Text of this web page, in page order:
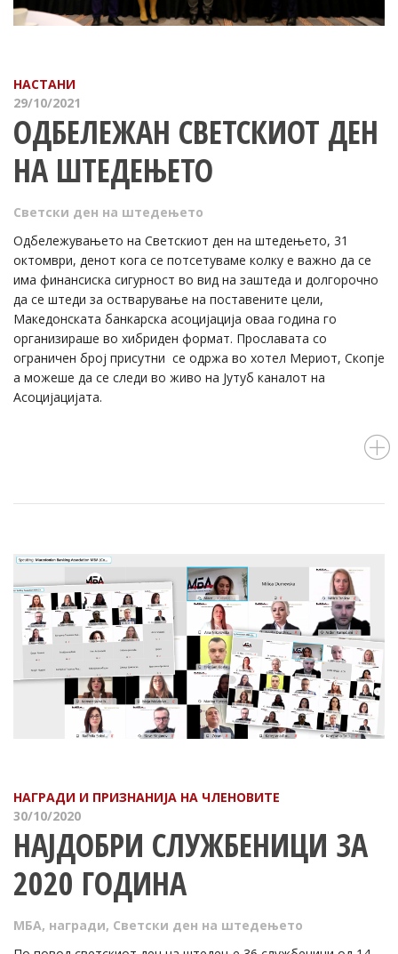
НАСТАНИ
29/10/2021
ОДБЕЛЕЖАН СВЕТСКИОТ ДЕН
НА ШТЕДЕЊЕТО
Светски ден на штедењето
Одбележувањето на Светскиот ден на штедењето, 31
октомври, денот кога се потсетуваме колку е важно да се
има финансиска сигурност во вид на заштеда и долгорочно
да се штеди за остварување на поставените цели,
Македонската банкарска асоцијација оваа година го
организираше во хибриден формат. Прославата со
ограничен број присутни се одржа во хотел Мериот, Скопје
а можеше да се следи во живо на Јутуб каналот на
Асоцијацијата.
НАГРАДИ И ПРИЗНАНИЈА НА ЧЛЕНОВИТЕ
30/10/2020
НАЈДОБРИ СЛУЖБЕНИЦИ ЗА
2020 ГОДИНА
МБА, награди, Светски ден на штедењето